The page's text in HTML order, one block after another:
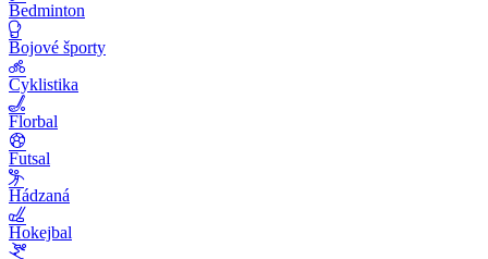
Bedminton
Bojové športy
Cyklistika
Florbal
Futsal
Hádzaná
Hokejbal